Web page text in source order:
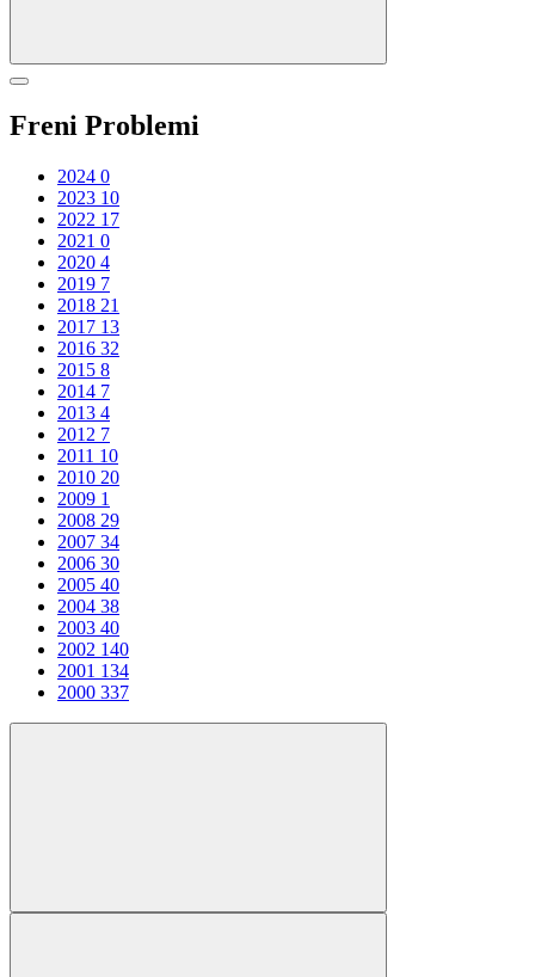
Freni Problemi
2024 0
2023 10
2022 17
2021 0
2020 4
2019 7
2018 21
2017 13
2016 32
2015 8
2014 7
2013 4
2012 7
2011 10
2010 20
2009 1
2008 29
2007 34
2006 30
2005 40
2004 38
2003 40
2002 140
2001 134
2000 337